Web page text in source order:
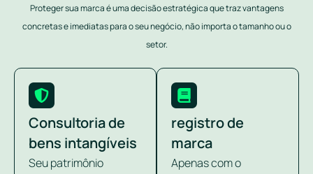
Proteger sua marca é uma decisão estratégica que traz vantagens
concretas e imediatas para o seu negócio, não importa o tamanho ou o
setor.
Consultoria de
bens intangíveis
Seu patrimônio
registro de
marca
Apenas com o